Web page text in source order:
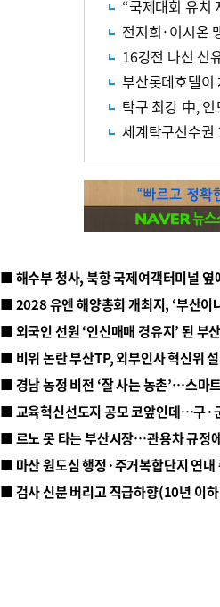
“국제대회 유치
전지희·이시온
16강전 나선 신
부산롯데호텔
탁구 최강 中,
세계탁구선수
■ 해수부 청사, 북항 국제여객터미널 옆
■ 2028 유엔 해양총회 개최지, ‘부산이
■ 외국인 선원 ‘인신매매 경유지’ 된 부
■ 비위 논란 부산TP, 외부인사 혁신위
■ 르노 못 타는 부산시장…관용차 규정
■ 마산 원도심 행정·주거복합단지 연내